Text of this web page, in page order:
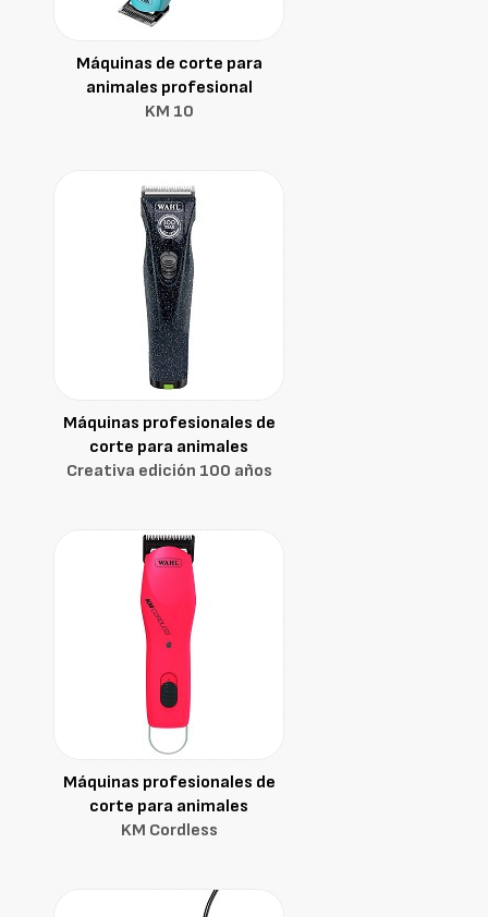
Máquinas de corte para
animales profesional
KM 10
Máquinas profesionales de
corte para animales
Creativa edición 100 años
Máquinas profesionales de
corte para animales
KM Cordless